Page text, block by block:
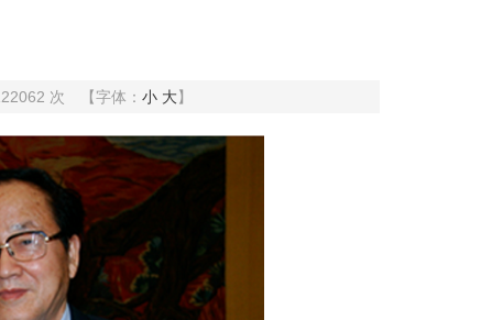
22062 次 【字体： 小 大】